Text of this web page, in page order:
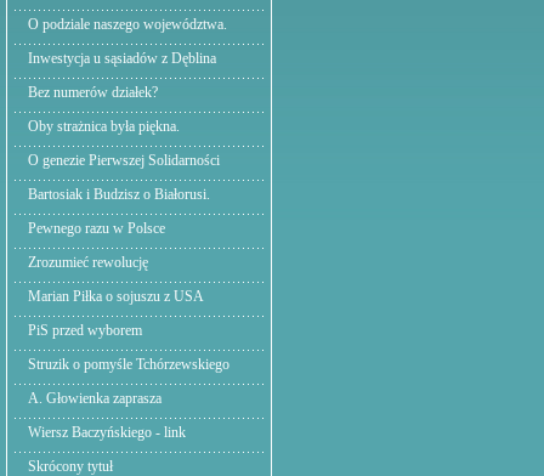
O podziale naszego województwa.
Inwestycja u sąsiadów z Dęblina
Bez numerów działek?
Oby strażnica była piękna.
O genezie Pierwszej Solidarności
Bartosiak i Budzisz o Białorusi.
Pewnego razu w Polsce
Zrozumieć rewolucję
Marian Piłka o sojuszu z USA
PiS przed wyborem
Struzik o pomyśle Tchórzewskiego
A. Głowienka zaprasza
Wiersz Baczyńskiego - link
Skrócony tytuł